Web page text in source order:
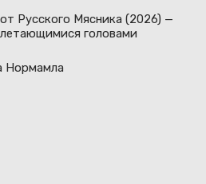
Русского Мясника (2026) —
головами
Нормамла